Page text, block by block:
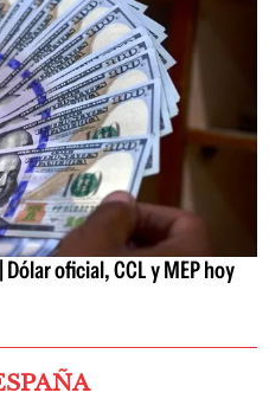
oficial, CCL y MEP hoy